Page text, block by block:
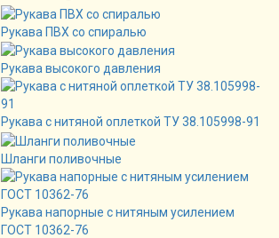
Рукава ПВХ со спиралью
Рукава высокого давления
Рукава с нитяной оплеткой ТУ 38.105998-91
Шланги поливочные
Рукава напорные с нитяным усилением
ГОСТ 10362-76